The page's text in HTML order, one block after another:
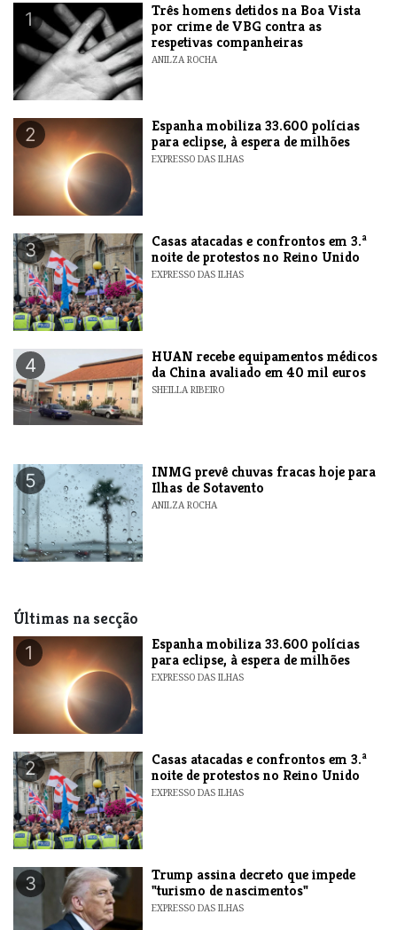
1
Três homens detidos na Boa Vista
por crime de VBG contra as
respetivas companheiras
ANILZA ROCHA
2
Espanha mobiliza 33.600 polícias
para eclipse, à espera de milhões
EXPRESSO DAS ILHAS
3
Casas atacadas e confrontos em 3.ª
noite de protestos no Reino Unido
EXPRESSO DAS ILHAS
4
HUAN recebe equipamentos médicos
da China avaliado em 40 mil euros
SHEILLA RIBEIRO
5
INMG prevê chuvas fracas hoje para
Ilhas de Sotavento
ANILZA ROCHA
Últimas na secção
1
Espanha mobiliza 33.600 polícias
para eclipse, à espera de milhões
EXPRESSO DAS ILHAS
2
Casas atacadas e confrontos em 3.ª
noite de protestos no Reino Unido
EXPRESSO DAS ILHAS
3
Trump assina decreto que impede
"turismo de nascimentos"
EXPRESSO DAS ILHAS